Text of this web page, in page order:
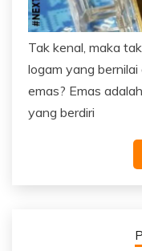
Tak kenal, maka
logam yang
emas? Emas
yang berdiri